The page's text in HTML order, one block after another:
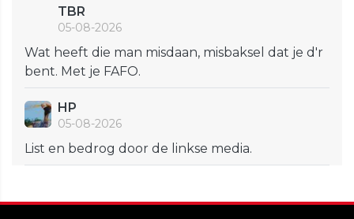
TBR
05-08-2026
Wat heeft die man misdaan, misbaksel dat je d'r
bent. Met je FAFO.
HP
05-08-2026
List en bedrog door de linkse media.